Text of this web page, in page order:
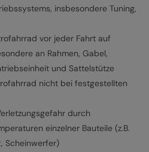
insbesondere Tuning,
vor jeder Fahrt auf
an Rahmen, Gabel,
und Sattelstütze
nicht bei festgestellten
durch
einzelner Bauteile (z.B.
Scheinwerfer)